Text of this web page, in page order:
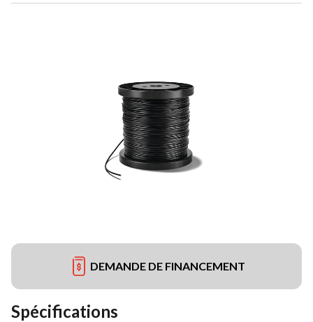
DEMANDE DE FINANCEMENT
Spécifications